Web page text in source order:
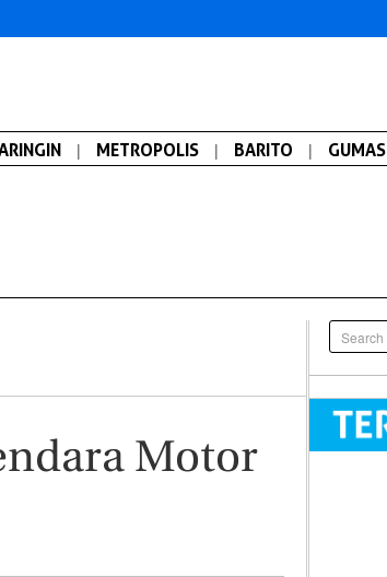
| METROPOLIS | BARITO | GUMAS
Motor